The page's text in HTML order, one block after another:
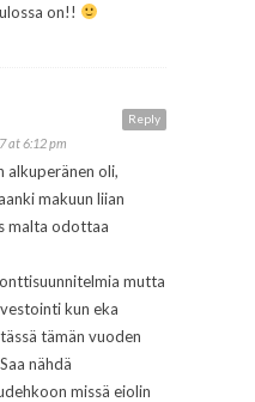
on!!
Reply
at 6:12 pm
alkuperänen oli,
makuun liian
malta odottaa
mutta
kun eka
tämän vuoden
nähdä
missä eiolin